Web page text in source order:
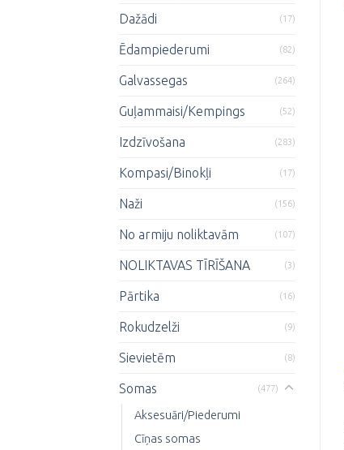
Dažādi (17)
Ēdampiederumi (82)
Galvassegas (264)
Guļammaisi/Kempings (52)
Izdzīvošana (283)
Kompasi/Binokļi (17)
Naži (156)
No armiju noliktavām (107)
NOLIKTAVAS TĪRĪŠANA (3)
Pārtika (16)
Rokudzelži (9)
Sievietēm (8)
Somas (477)
Aksesuāri/Piederumi
Cīņas somas